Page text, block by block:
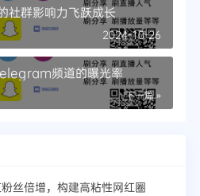
社群影响力飞跃成长
2024-10-26
频道的曝光率
下一篇 »
丝倍增，构建高粘性网红圈